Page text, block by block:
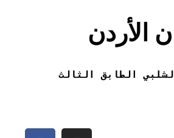
الأردن
الطابق الثالث